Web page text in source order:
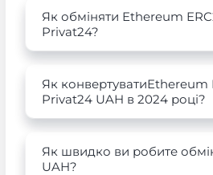
Як обміняти Ethereum
Privat24?
Як конвертуватиEthereum
Privat24 UAH в 2024 році?
Як швидко ви робите
UAH?